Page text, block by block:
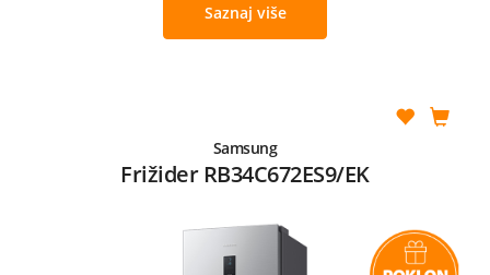
Saznaj više
Samsung
Frižider RB34C672ES9/EK